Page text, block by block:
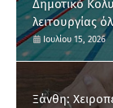
Δημοτικό
λειτουργίας
Ιουλίου 15, 2026
Ξάνθη: